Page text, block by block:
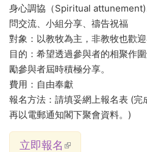
身心調協（Spiritual
問交流、小組分享、禱告祝福
對象：以教牧為主，非教牧也歡迎
目的：希望透過參與者的相聚作
勵參與者屆時積極分享。
費用：自由奉獻
報名方法：請填妥網上報名表 (
再以電郵通知閣下聚會資料。)
立即報名 (link is external)